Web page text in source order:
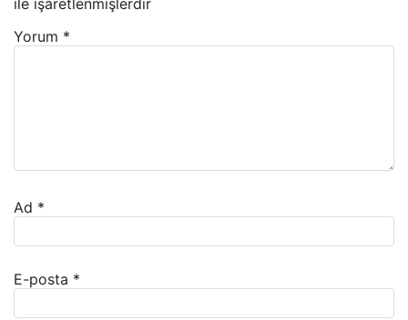
ile işaretlenmişlerdir
Yorum *
Ad *
E-posta *